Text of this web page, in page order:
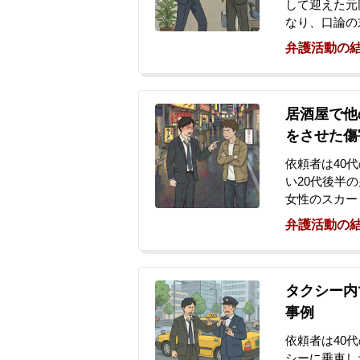
して迎えた
なり、口論
日、相手か
が届きまし
ました。し
ら出頭要請
経緯から、
ため、当事
弁護活動の
居酒屋で
をさせた
依頼者は40
い20代後半
女性のスカ
を立て、Vの
負わせまし
で事情聴取
申書を作成
件化しない
より重いこ
を懸念し、
弁護活動の
タクシー
事例
依頼者は40